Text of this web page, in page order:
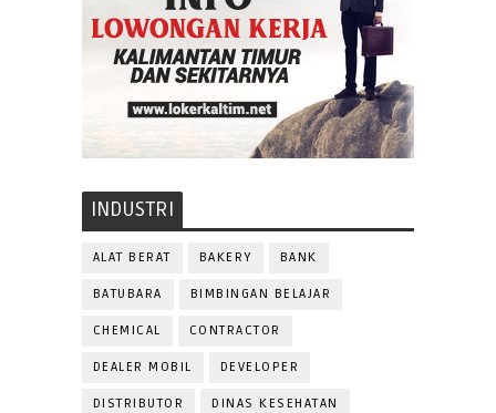
INDUSTRI
ALAT BERAT BAKERY BANK
BATUBARA BIMBINGAN BELAJAR
CHEMICAL CONTRACTOR
DEALER MOBIL DEVELOPER
DISTRIBUTOR DINAS KESEHATAN